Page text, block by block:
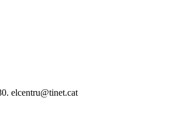
elcentru@tinet.cat